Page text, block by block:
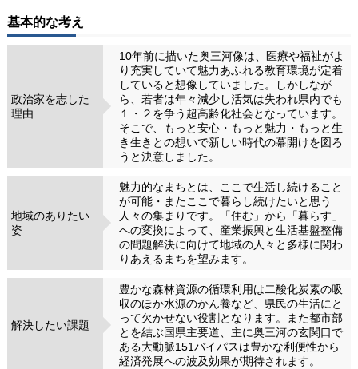
基本的な考え
政治家を志した
理由
10年前に描いた奥三河像は、医療や福祉がよ
り充実していて魅力あふれる教育環境が定着
していると想像していました。しかしなが
ら、若者は年々減少し活気は失われ県内でも
１・２を争う超高齢化社会となっています。
そこで、もっと安心・もっと魅力・もっと生
き生きとの想いで新しい時代の幕開けを図ろ
うと決意しました。
地域のありたい
姿
魅力的なまちとは、ここで生活し続けること
が可能・またここで暮らし続けたいと思う
人々の集まりです。「住む」から「暮らす」
への変換によって、産業振興と生活基盤整備
の問題解決に向けて地域の人々と多様に関わ
りあえるまちを望みます。
解決したい課題
豊かな森林資源の循環利用は二酸化炭素の吸
収のほか水源のかん養など、県民の生活にと
って欠かせない役割となります。また都市部
とを結ぶ国県主要道、主に奥三河の玄関口で
ある大動脈151バイパスは豊かな利便性から
経済発展への波及効果が期待されます。